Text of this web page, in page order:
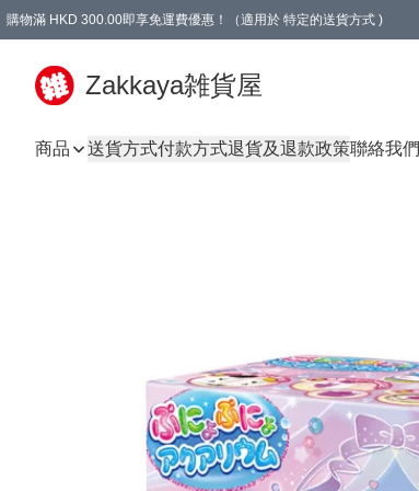
購物滿 HKD 300.00即享免運費優惠！（適用於 特定的送貨方式 )
Zakkaya雑貨屋
商品 送貨方式付款方式退貨及退款政策聯絡我們